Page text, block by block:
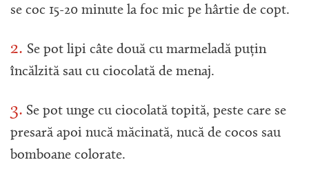
se coc 15-20 minute la foc mic pe hârtie de copt.
2. Se pot lipi câte două cu marmeladă puțin
încălzită sau cu ciocolată de menaj.
3. Se pot unge cu ciocolată topită, peste care se
presară apoi nucă măcinată, nucă de cocos sau
bomboane colorate.